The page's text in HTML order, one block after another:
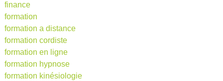
finance
formation
formation a distance
formation cordiste
formation en ligne
formation hypnose
formation kinésiologie